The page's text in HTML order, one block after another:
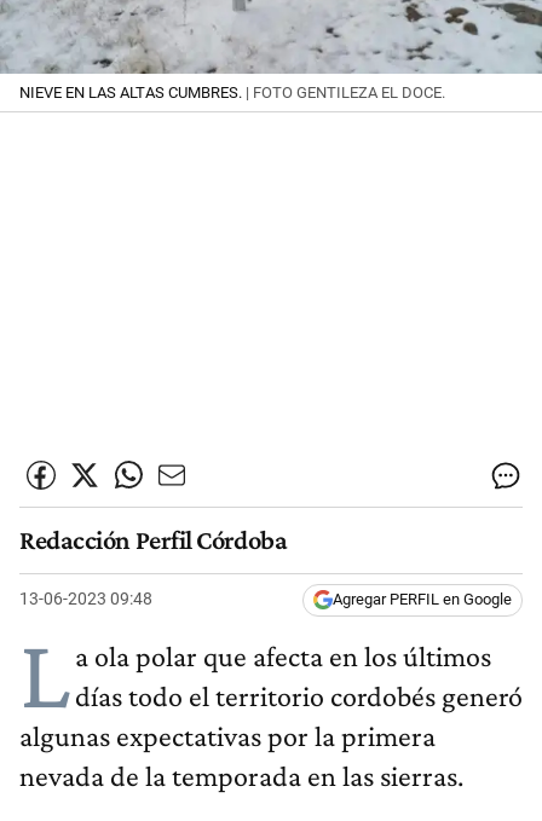
NIEVE EN LAS ALTAS CUMBRES. | FOTO GENTILEZA EL DOCE.
Redacción Perfil Córdoba
13-06-2023 09:48 Agregar PERFIL en Google
La ola polar que afecta en los últimos
días todo el territorio cordobés generó
algunas expectativas por la primera
nevada de la temporada en las sierras.